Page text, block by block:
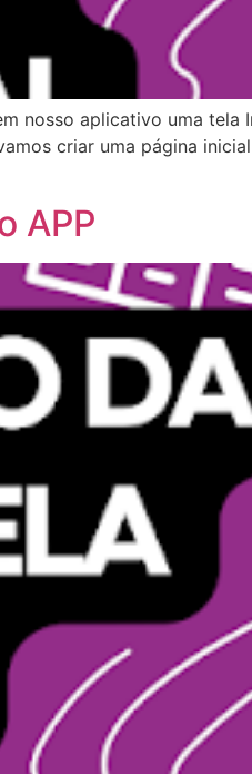
nosso aplicativo uma tela
criar uma página
APP